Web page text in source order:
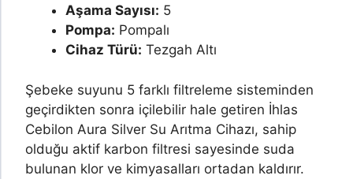
Aşama Sayısı: 5
Pompa: Pompalı
Cihaz Türü: Tezgah Altı
Şebeke suyunu 5 farklı filtreleme sisteminden
geçirdikten sonra içilebilir hale getiren İhlas
Cebilon Aura Silver Su Arıtma Cihazı, sahip
olduğu aktif karbon filtresi sayesinde suda
bulunan klor ve kimyasalları ortadan kaldırır.